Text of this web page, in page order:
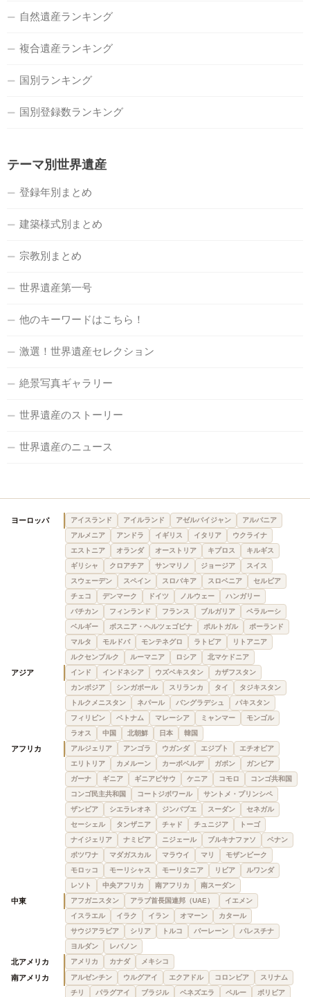
自然遺産ランキング
複合遺産ランキング
国別ランキング
国別登録数ランキング
テーマ別世界遺産
登録年別まとめ
建築様式別まとめ
宗教別まとめ
世界遺産第一号
他のキーワードはこちら！
激選！世界遺産セレクション
絶景写真ギャラリー
世界遺産のストーリー
世界遺産のニュース
ヨーロッパ アイスランド アイルランド アゼルバイジャン
アルバニア
アルメニア
アンドラ イギリス イタリア
ウクライナ
エストニア
オランダ オーストリア キプロス
キルギス
ギリシャ
クロアチア サンマリノ ジョージア
スイス
スウェーデン
スペイン スロバキア スロベニア
セルビア
チェコ
デンマーク ドイツ ノルウェー
ハンガリー
バチカン
フィンランド フランス ブルガリア
ベラルーシ
ベルギー
ボスニア・ヘルツェゴビナ ポルトガル
ポーランド
マルタ
モルドバ モンテネグロ ラトビア
リトアニア
ルクセンブルク
ルーマニア ロシア 北マケドニア
アジア インド インドネシア ウズベキスタン
カザフスタン
カンボジア
シンガポール スリランカ タイ
タジキスタン
トルクメニスタン
ネパール バングラデシュ
パキスタン
フィリピン
ベトナム マレーシア ミャンマー
モンゴル
ラオス
中国 北朝鮮 日本 韓国
アフリカ アルジェリア アンゴラ ウガンダ エジプト
エチオピア
エリトリア
カメルーン カーボベルデ ガボン
ガンビア
ガーナ
ギニア ギニアビサウ ケニア コモロ
コンゴ共和国
コンゴ民主共和国
コートジボワール
サントメ・プリンシペ
ザンビア
シエラレオネ ジンバブエ スーダン
セネガル
セーシェル
タンザニア チャド チュニジア
トーゴ
ナイジェリア
ナミビア ニジェール ブルキナファソ
ベナン
ボツワナ
マダガスカル マラウイ マリ
モザンビーク
モロッコ
モーリシャス モーリタニア リビア
ルワンダ
レソト
中央アフリカ 南アフリカ 南スーダン
中東 アフガニスタン アラブ首長国連邦（UAE）
イエメン
イスラエル
イラク イラン オマーン
カタール
サウジアラビア
シリア トルコ バーレーン
パレスチナ
ヨルダン
レバノン
北アメリカ アメリカ カナダ メキシコ
南アメリカ アルゼンチン ウルグアイ エクアドル コロンビア
スリナム
チリ
パラグアイ ブラジル ベネズエラ ペルー ボリビア